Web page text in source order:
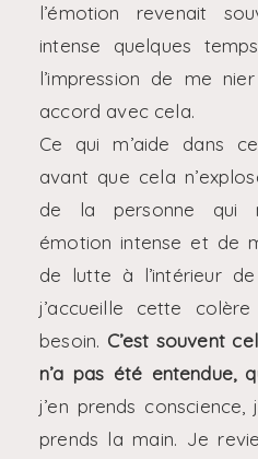
l’émotion revenait
intense quelques
l’impression de me
accord avec cela.
Ce qui m’aide dans
avant que cela
de la personne qui
émotion intense et de
de lutte à l’intérieur
j’accueille cette
besoin. C’est souvent
n’a pas été entendue,
j’en prends
prends la main. Je